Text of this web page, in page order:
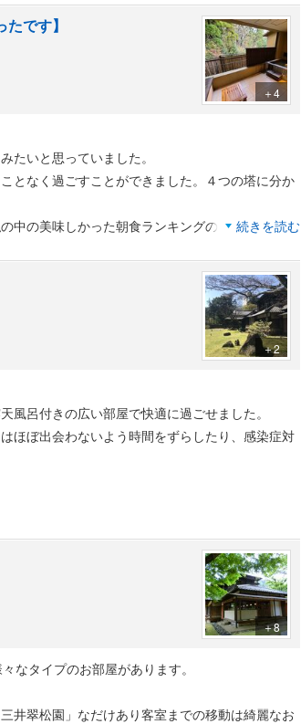
です】
＋4
たいと思っていました。
となく過ごすことができました。４つの塔に分か
中の美味しかった朝食ランキングの１位になりま
、小涌谷という場所柄、敷地全体が坂になってい
続きを読む
＋2
風呂付きの広い部屋で快適に過ごせました。
ほぼ出会わないよう時間をずらしたり、感染症対
＋8
なタイプのお部屋があります。
井翠松園」なだけあり客室までの移動は綺麗なお